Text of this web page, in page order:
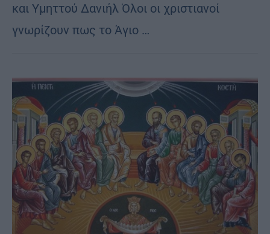
και Υμηττού Δανιήλ Όλοι οι χριστιανοί
γνωρίζουν πως το Άγιο …